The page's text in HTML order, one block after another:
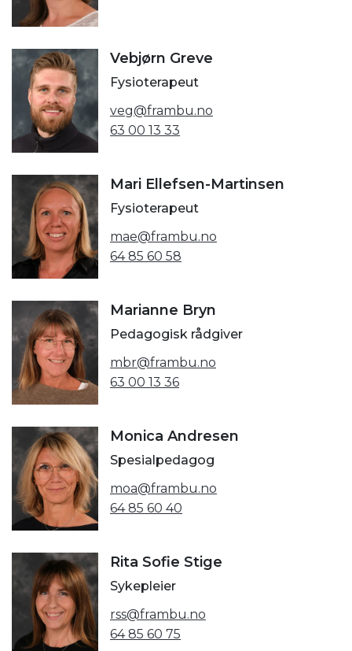
Vebjørn Greve
Fysioterapeut
veg@frambu.no
63 00 13 33
Mari Ellefsen-Martinsen
Fysioterapeut
mae@frambu.no
64 85 60 58
Marianne Bryn
Pedagogisk rådgiver
mbr@frambu.no
63 00 13 36
Monica Andresen
Spesialpedagog
moa@frambu.no
64 85 60 40
Rita Sofie Stige
Sykepleier
rss@frambu.no
64 85 60 75